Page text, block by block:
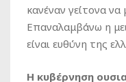
κανέναν γείτονα να
Επαναλαμβάνω η
είναι ευθύνη της
Η κυβέρνηση